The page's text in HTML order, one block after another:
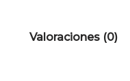
Valoraciones (0)